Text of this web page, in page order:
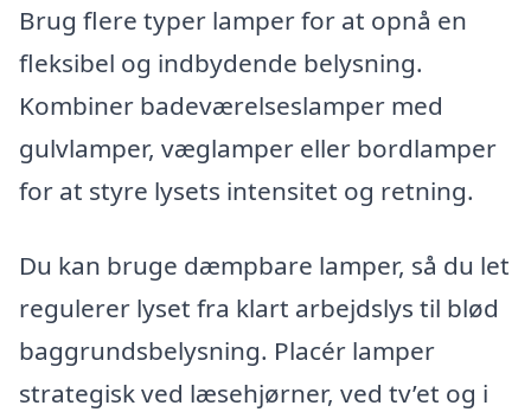
Brug flere typer lamper for at opnå en
fleksibel og indbydende belysning.
Kombiner badeværelseslamper med
gulvlamper, væglamper eller bordlamper
for at styre lysets intensitet og retning.
Du kan bruge dæmpbare lamper, så du let
regulerer lyset fra klart arbejdslys til blød
baggrundsbelysning. Placér lamper
strategisk ved læsehjørner, ved tv’et og i